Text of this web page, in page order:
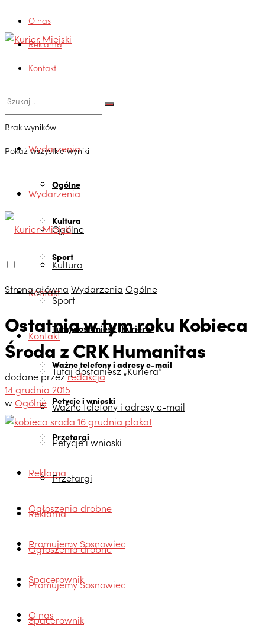
O nas
Reklama
Kontakt
Brak wyników
Pokaż wszystkie wyniki
Wydarzenia
Ogólne
Kultura
Sport
Kontakt
Tutaj dostaniesz „Kuriera”
Ważne telefony i adresy e-mail
Petycje i wnioski
Przetargi
Reklama
Ogłoszenia drobne
Promujemy Sosnowiec
Spacerownik
O nas
Wydarzenia
Ogólne
Kultura
Sport
Kontakt
Tutaj dostaniesz „Kuriera”
Ważne telefony i adresy e-mail
Petycje i wnioski
Przetargi
Reklama
Ogłoszenia drobne
Promujemy Sosnowiec
Spacerownik
Strona główna Wydarzenia Ogólne
Ostatnia w tym roku Kobieca
Środa z CRK Humanitas
dodane przezredakcja
14 grudnia 2015
wOgólne